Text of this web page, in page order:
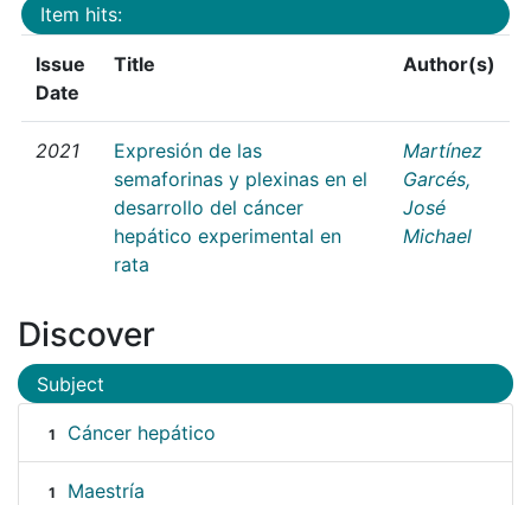
Item hits:
Issue
Date
Title Author(s)
2021
Expresión de las
semaforinas y plexinas en el
desarrollo del cáncer
hepático experimental en
rata
Martínez
Garcés,
José
Michael
Discover
Subject
1 Cáncer hepático
1 Maestría